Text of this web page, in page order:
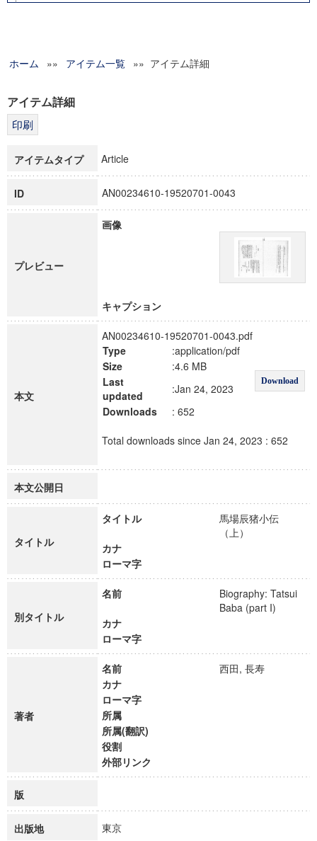
グローバルリサーチインスティテュート
科学研究費補助金研究成果報告書
博士課程教育リーディングプログラム「超成熟社会発展のサ
ホーム »» アイテム一覧 »» アイテム詳細
アイテム詳細
アイテムタイプ Article
ID AN00234610-19520701-0043
プレビュー
画像
キャプション
本文
AN00234610-19520701-0043.pdf
Type
:application/pdf
Download
Size
:4.6 MB
Last
updated
:Jan 24, 2023
Downloads
: 652
Total downloads since Jan 24, 2023 : 652
本文公開日
タイトル
タイトル
馬場辰猪小伝
（上）
カナ
ローマ字
別タイトル
名前
Biography: Tatsui
Baba (part I)
カナ
ローマ字
著者
名前
西田, 長寿
カナ
ローマ字
所属
所属(翻訳)
役割
外部リンク
版
出版地 東京